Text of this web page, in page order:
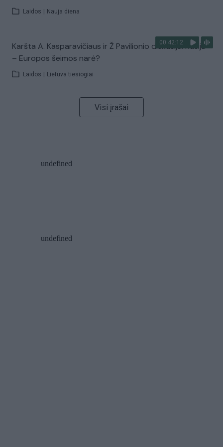
Laidos Nauja diena
00:42:12
Karšta A. Kasparavičiaus ir Ž Pavilionio diskusija: Rusija
– Europos šeimos narė?
Laidos Lietuva tiesiogiai
Visi įrašai